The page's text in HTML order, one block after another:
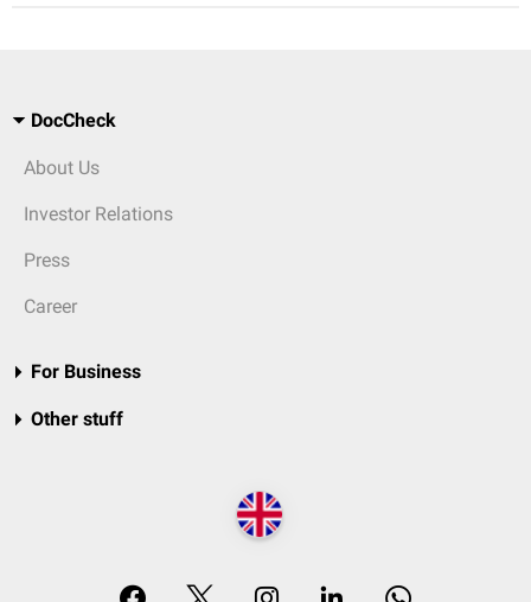
DocCheck
About Us
Investor Relations
Press
Career
For Business
Other stuff